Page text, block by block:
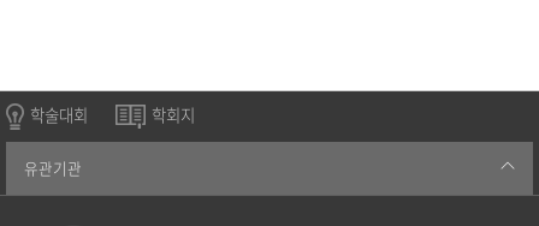
학술대회 학회지
유관기관